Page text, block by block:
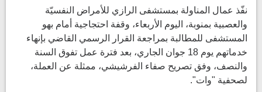
نفّذ عمال المناولة بمستشفى الرازي للأمراض النفسيّة
والعصبية بمنوبة، اليوم الأربعاء، وقفة احتجاجية أمام بهو
المستشفى للمطالبة بمراجعة القرار الرسمي القاضي بإنهاء
خدماتهم يوم 18 جوان الجاري، بعد فترة عمل تفوق السنة
والنصف، وفق تصريح صفاء الفرشيشي، ممثلة عن العملة،
لصحفية "وات".